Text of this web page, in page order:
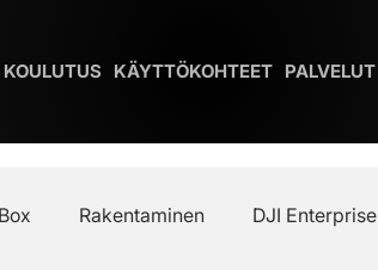
KOULUTUS KÄYTTÖKOHTEET PALVELUT
Rakentaminen DJI Enterprise